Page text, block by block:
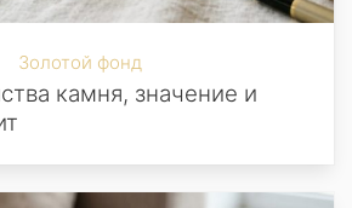
Золотой фонд
камня, значение и